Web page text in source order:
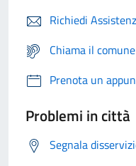
Richiedi
Chiama il
Prenota un
Problemi in città
Segnala